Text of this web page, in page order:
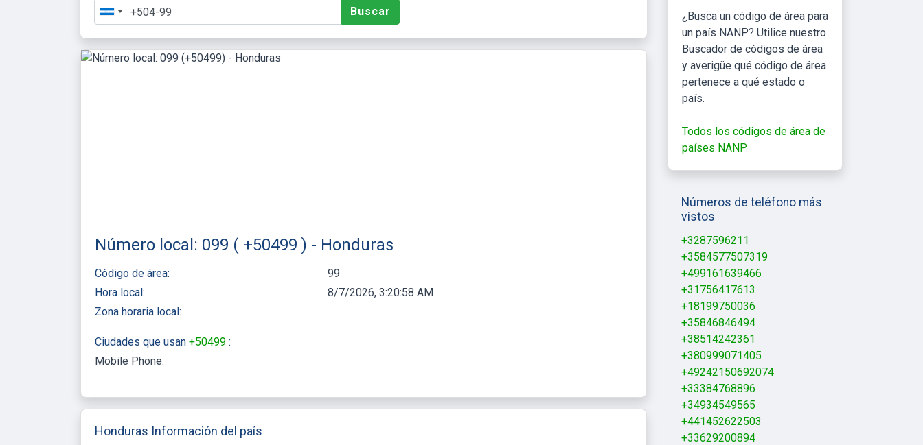
Buscar
Número local: 099 ( +50499 ) - Honduras
Código de área:
99
Hora local:
8/7/2026, 3:20:59 AM
Zona horaria local:
Ciudades que usan +50499 :
Mobile Phone
Honduras Información del país
¿Busca un código de área para
un país NANP? Utilice nuestro
Buscador de códigos de área
y averigüe qué código de área
pertenece a qué estado o
país.
Todos los códigos de área de
países NANP
Números de teléfono más
vistos
+3287596211
+3584577507319
+499161639466
+31756417613
+18199750036
+35846846494
+38514242361
+380999071405
+49242150692074
+33384768896
+34934549565
+441452622503
+33629200894